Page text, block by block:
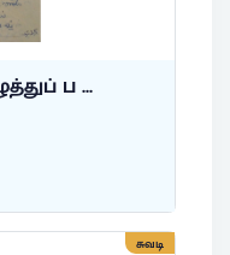
ப ...
சுவடி